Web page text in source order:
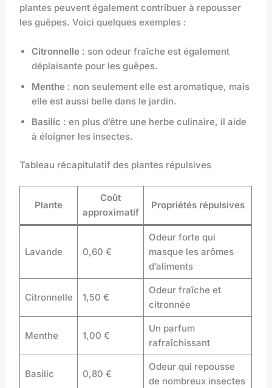
plantes peuvent également contribuer à repousser
les guêpes. Voici quelques exemples :
Citronnelle : son odeur fraîche est également
déplaisante pour les guêpes.
Menthe : non seulement elle est aromatique, mais
elle est aussi belle dans le jardin.
Basilic : en plus d’être une herbe culinaire, il aide
à éloigner les insectes.
Tableau récapitulatif des plantes répulsives
Plante
Coût
approximatif
Propriétés répulsives
Lavande 0,60 €
Odeur forte qui
masque les arômes
d’aliments
Citronnelle 1,50 €
Odeur fraîche et
citronnée
Menthe 1,00 €
Un parfum
rafraîchissant
Basilic 0,80 €
Odeur qui repousse
de nombreux insectes